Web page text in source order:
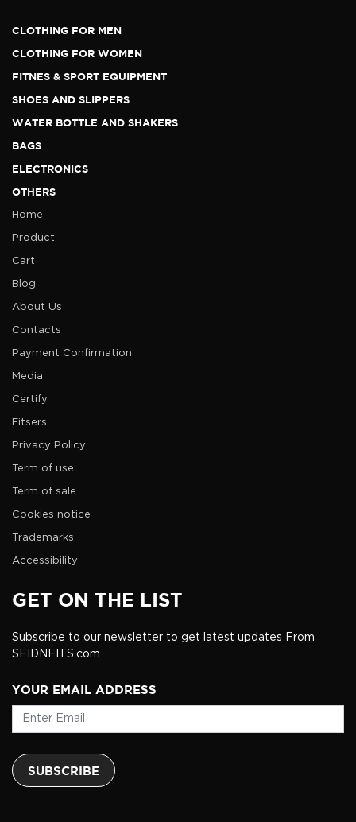
CLOTHING FOR MEN
CLOTHING FOR WOMEN
FITNES & SPORT EQUIPMENT
SHOES AND SLIPPERS
WATER BOTTLE AND SHAKERS
BAGS
ELECTRONICS
OTHERS
Home
Product
Cart
Blog
About Us
Contacts
Payment Confirmation
Media
Certify
Fitsers
Privacy Policy
Term of use
Term of sale
Cookies notice
Trademarks
Accessibility
GET ON THE LIST
Subscribe to our newsletter to get latest updates From
SFIDNFITS.com
YOUR EMAIL ADDRESS
SUBSCRIBE